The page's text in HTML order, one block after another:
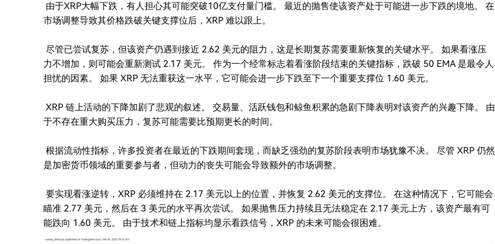
由于XRP大幅下跌，有人担心其可能突破10亿支付量门槛。 最近的抛售使该资产处于可能进一步下跌的境地。 在
市场调整导致其价格跌破关键支撑位后，XRP 难以跟上。
尽管已尝试复苏，但该资产仍遇到接近 2.62 美元的阻力，这是长期复苏需要重新恢复的关键水平。 如果看涨压
力不增加，则可能会重新测试 2.17 美元。 作为一个经常标志着看涨阶段结束的关键指标，跌破 50 EMA 是最令人
担忧的因素。 如果 XRP 无法重获这一水平，它可能会进一步下跌至下一个重要支撑位 1.60 美元。
XRP 链上活动的下降加剧了悲观的叙述。 交易量、活跃钱包和鲸鱼积累的急剧下降表明对该资产的兴趣下降。 由
于不存在重大购买压力，复苏可能需要比预期更长的时间。
根据流动性指标，许多投资者在最近的下跌期间套现，而缺乏强劲的复苏阶段表明市场犹豫不决。 尽管 XRP 仍然
是加密货币领域的重要参与者，但动力的丧失可能会导致额外的市场调整。
要实现看涨逆转，XRP 必须维持在 2.17 美元以上的位置，并恢复 2.62 美元的支撑位。 在这种情况下，它可能会
瞄准 2.77 美元，然后在 3 美元的水平再次尝试。 如果抛售压力持续且无法稳定在 2.17 美元上方，该资产最有可
能跌向 1.60 美元。 由于技术和链上指标均显示看跌信号，XRP 的未来可能会很困难。